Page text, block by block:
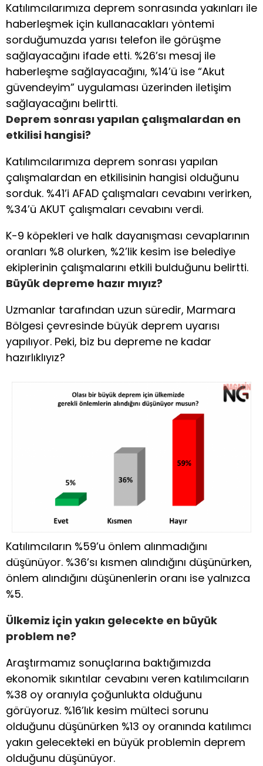
Katılımcılarımıza deprem sonrasında yakınları ile
haberleşmek için kullanacakları yöntemi
sorduğumuzda yarısı telefon ile görüşme
sağlayacağını ifade etti. %26’sı mesaj ile
haberleşme sağlayacağını, %14’ü ise “Akut
güvendeyim” uygulaması üzerinden iletişim
sağlayacağını belirtti.
Deprem sonrası yapılan çalışmalardan en
etkilisi hangisi?
Katılımcılarımıza deprem sonrası yapılan
çalışmalardan en etkilisinin hangisi olduğunu
sorduk. %41’i AFAD çalışmaları cevabını verirken,
%34’ü AKUT çalışmaları cevabını verdi.
K-9 köpekleri ve halk dayanışması cevaplarının
oranları %8 olurken, %2’lik kesim ise belediye
ekiplerinin çalışmalarını etkili bulduğunu belirtti.
Büyük depreme hazır mıyız?
Uzmanlar tarafından uzun süredir, Marmara
Bölgesi çevresinde büyük deprem uyarısı
yapılıyor. Peki, biz bu depreme ne kadar
hazırlıklıyız?
Katılımcıların %59’u önlem alınmadığını
düşünüyor. %36’sı kısmen alındığını düşünürken,
önlem alındığını düşünenlerin oranı ise yalnızca
%5.
Ülkemiz için yakın gelecekte en büyük
problem ne?
Araştırmamız sonuçlarına baktığımızda
ekonomik sıkıntılar cevabını veren katılımcıların
%38 oy oranıyla çoğunlukta olduğunu
görüyoruz. %16’lık kesim mülteci sorunu
olduğunu düşünürken %13 oy oranında katılımcı
yakın gelecekteki en büyük problemin deprem
olduğunu düşünüyor.